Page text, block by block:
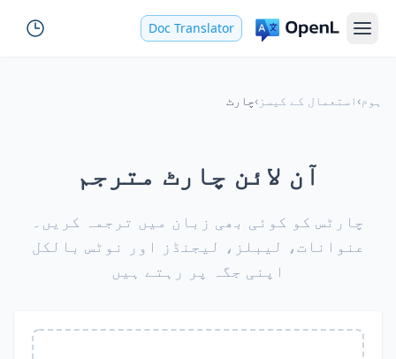
Doc Translator
ہوم›استعمال کے کیسز ›چارٹ
آن لائن چارٹ مترجم
چارٹس کو کوئی بھی زبان میں ترجمہ کریں۔
عنوانات، لیبلز، لیجنڈز اور نوٹس بالکل
اپنی جگہ پر رہتے ہیں